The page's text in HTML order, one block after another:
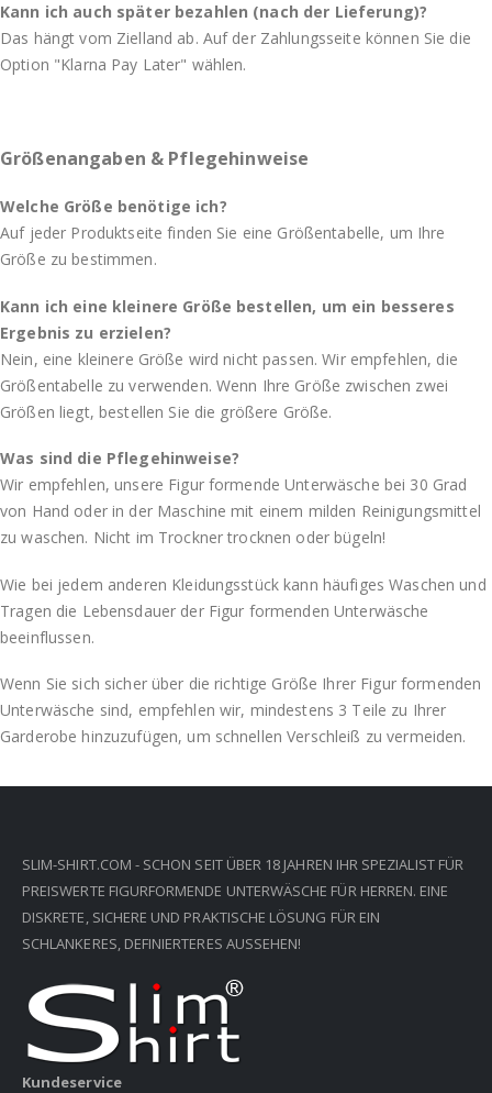
Kann ich auch später bezahlen (nach der Lieferung)?
Das hängt vom Zielland ab. Auf der Zahlungsseite können Sie die
Option "Klarna Pay Later" wählen.
Größenangaben & Pflegehinweise
Welche Größe benötige ich?
Auf jeder Produktseite finden Sie eine Größentabelle, um Ihre
Größe zu bestimmen.
Kann ich eine kleinere Größe bestellen, um ein besseres
Ergebnis zu erzielen?
Nein, eine kleinere Größe wird nicht passen. Wir empfehlen, die
Größentabelle zu verwenden. Wenn Ihre Größe zwischen zwei
Größen liegt, bestellen Sie die größere Größe.
Was sind die Pflegehinweise?
Wir empfehlen, unsere Figur formende Unterwäsche bei 30 Grad
von Hand oder in der Maschine mit einem milden Reinigungsmittel
zu waschen. Nicht im Trockner trocknen oder bügeln!
Wie bei jedem anderen Kleidungsstück kann häufiges Waschen und
Tragen die Lebensdauer der Figur formenden Unterwäsche
beeinflussen.
Wenn Sie sich sicher über die richtige Größe Ihrer Figur formenden
Unterwäsche sind, empfehlen wir, mindestens 3 Teile zu Ihrer
Garderobe hinzuzufügen, um schnellen Verschleiß zu vermeiden.
SLIM-SHIRT.COM - SCHON SEIT ÜBER 18 JAHREN IHR SPEZIALIST FÜR
PREISWERTE FIGURFORMENDE UNTERWÄSCHE FÜR HERREN. EINE
DISKRETE, SICHERE UND PRAKTISCHE LÖSUNG FÜR EIN
SCHLANKERES, DEFINIERTERES AUSSEHEN!
Kundeservice